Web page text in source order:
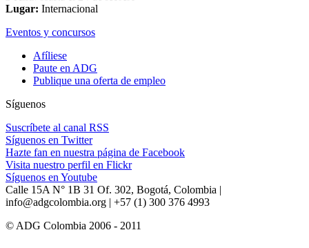
Lugar: Internacional
Eventos y concursos
Afíliese
Paute en ADG
Publique una oferta de empleo
Síguenos
Suscríbete al canal RSS
Síguenos en Twitter
Hazte fan en nuestra página de Facebook
Visita nuestro perfil en Flickr
Síguenos en Youtube
Calle 15A N° 1B 31 Of. 302, Bogotá, Colombia |
info@adgcolombia.org | +57 (1) 300 376 4993
© ADG Colombia 2006 - 2011